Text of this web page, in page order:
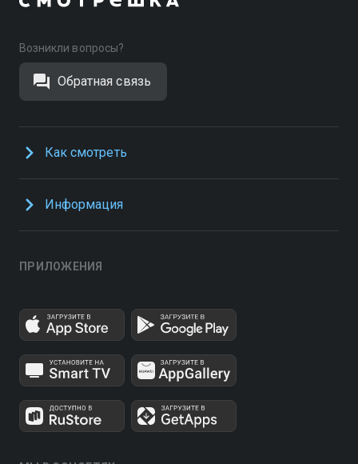
Возникли вопросы?
Обратная связь
Как смотреть
Информация
ПРИЛОЖЕНИЯ